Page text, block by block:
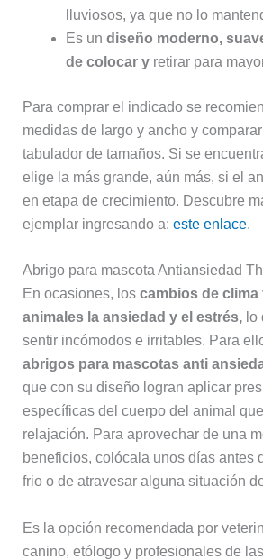
lluviosos, ya que no lo
Es un diseño moderno,
de colocar yretirar para
Para comprar el indicado se
medidas de largo y ancho y
tabulador de tamaños. Si se
elige la más grande, aún más, si el
en etapa de crecimiento. Descubre
ejemplar ingresando a: este enlace.
Abrigo para mascota Antiansiedad
En ocasiones, los cambios de
animales la ansiedad y el estrés, lo
sentir incómodos e irritables. Para
abrigos para mascotas anti
que con su diseño logran aplicar
específicas del cuerpo del animal
relajación. Para aprovechar de una
beneficios, colócala unos días antes
frio o de atravesar alguna situación
Es la opción recomendada por
canino, etólogo y profesionales de